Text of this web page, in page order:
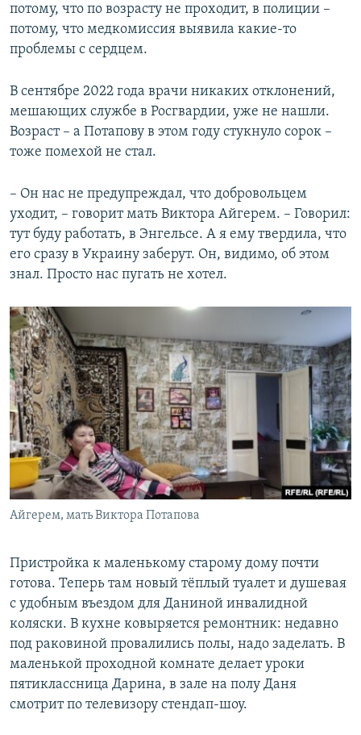
потому, что по возрасту не проходит, в полиции –
потому, что медкомиссия выявила какие-то
проблемы с сердцем.
В сентябре 2022 года врачи никаких отклонений,
мешающих службе в Росгвардии, уже не нашли.
Возраст – а Потапову в этом году стукнуло сорок –
тоже помехой не стал.
– Он нас не предупреждал, что добровольцем
уходит, – говорит мать Виктора Айгерем. – Говорил:
тут буду работать, в Энгельсе. А я ему твердила, что
его сразу в Украину заберут. Он, видимо, об этом
знал. Просто нас пугать не хотел.
Айгерем, мать Виктора Потапова
Пристройка к маленькому старому дому почти
готова. Теперь там новый тёплый туалет и душевая
с удобным въездом для Даниной инвалидной
коляски. В кухне ковыряется ремонтник: недавно
под раковиной провалились полы, надо заделать. В
маленькой проходной комнате делает уроки
пятиклассница Дарина, в зале на полу Даня
смотрит по телевизору стендап-шоу.